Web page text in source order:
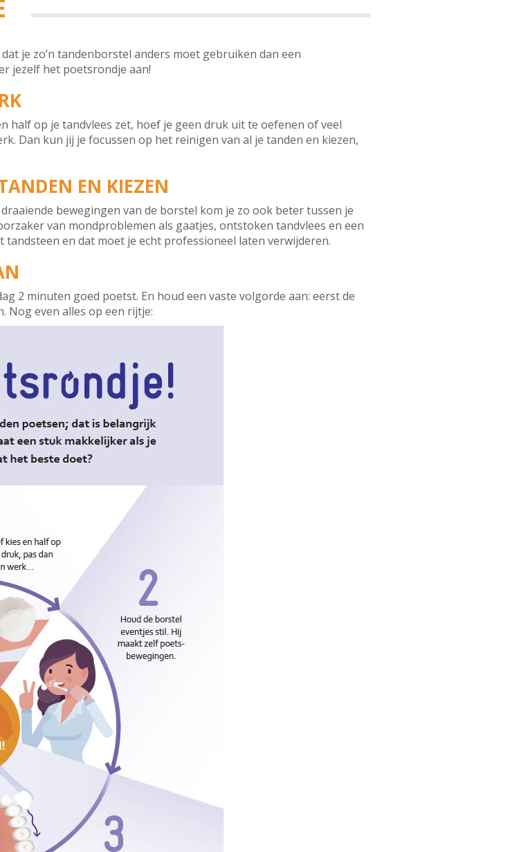
je zo’n tandenborstel anders moet gebruiken dan een
jezelf het poetsrondje aan!
half op je tandvlees zet, hoef je geen druk uit te oefenen of veel
Dan kun jij je focussen op het reinigen van al je tanden en kiezen,
EN KIEZEN
bewegingen van de borstel kom je zo ook beter tussen je
van mondproblemen als gaatjes, ontstoken tandvlees en een
en dat moet je echt professioneel laten verwijderen.
2 minuten goed poetst. En houd een vaste volgorde aan: eerst de
Nog even alles op een rijtje: